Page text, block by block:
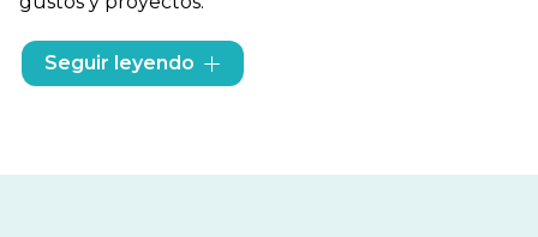
Nuestros pavimentos y azulejos están diseñados
para embellecer cada rincón de su hogar, desde la
acabado elegante ogresitespara su piscina o spa,
Seguir leyendo